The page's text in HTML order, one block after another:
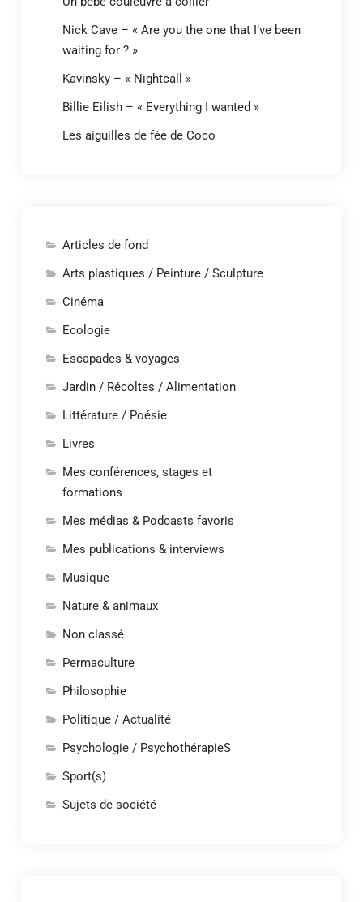
Nick Cave – « Are you the one that I’ve been
waiting for ? »
Kavinsky – « Nightcall »
Billie Eilish – « Everything I wanted »
Les aiguilles de fée de Coco
Articles de fond
Arts plastiques / Peinture / Sculpture
Cinéma
Ecologie
Escapades & voyages
Jardin / Récoltes / Alimentation
Littérature / Poésie
Livres
Mes conférences, stages et
formations
Mes médias & Podcasts favoris
Mes publications & interviews
Musique
Nature & animaux
Non classé
Permaculture
Philosophie
Politique / Actualité
Psychologie / PsychothérapieS
Sport(s)
Sujets de société